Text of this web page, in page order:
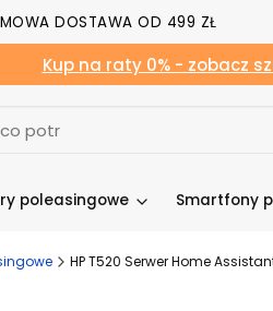
DOSTAWA OD 499 ZŁ
Kup na raty 0% - zobacz
poleasingowe Smartfony
HP T520 Serwer Home